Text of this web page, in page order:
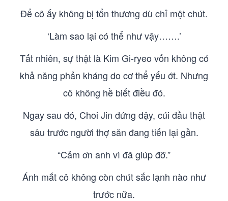
Để cô ấy không bị tổn thương dù chỉ một chút.
‘Làm sao lại có thể như vậy…….’
Tất nhiên, sự thật là Kim Gi-ryeo vốn không có
khả năng phản kháng do cơ thể yếu ớt. Nhưng
cô không hề biết điều đó.
Ngay sau đó, Choi Jin đứng dậy, cúi đầu thật
sâu trước người thợ săn đang tiến lại gần.
“Cảm ơn anh vì đã giúp đỡ.”
Ánh mắt cô không còn chút sắc lạnh nào như
trước nữa.